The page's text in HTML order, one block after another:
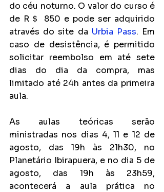
do céu noturno. O valor do curso é
de R＄ 850 e pode ser adquirido
através do site da Urbia Pass. Em
caso de desistência, é permitido
solicitar reembolso em até sete
dias do dia da compra, mas
limitado até 24h antes da primeira
aula.
As aulas teóricas serão
ministradas nos dias 4, 11 e 12 de
agosto, das 19h às 21h30, no
Planetário Ibirapuera, e no dia 5 de
agosto, das 19h às 23h59,
acontecerá a aula prática no